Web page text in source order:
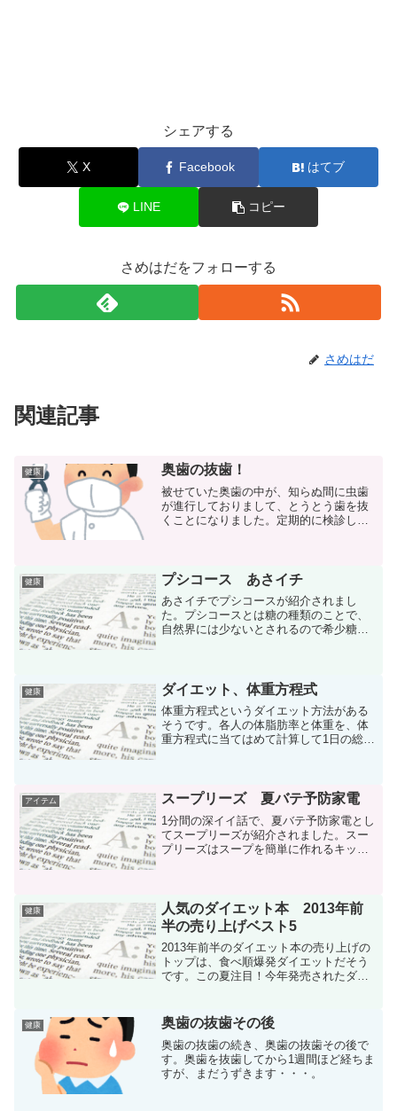
シェアする
X Facebook はてブ
LINE コピー
さめはだをフォローする
さめはだ
関連記事
健康 奥歯の抜歯！
被せていた奥歯の中が、知らぬ間に虫歯
が進行しておりまして、とうとう歯を抜
くことになりました。定期的に検診して
健康 プシコース あさイチ
あさイチでプシコースが紹介されまし
た。プシコースとは糖の種類のことで、
自然界には少ないとされるので希少糖と
ダイエットとして効果がある...
健康 ダイエット、体重方程式
体重方程式というダイエット方法がある
そうです。各人の体脂肪率と体重を、体
重方程式に当てはめて計算して1日の総カ
ー計算ができるというこ...
アイテム スープリーズ 夏バテ予防家電
1分間の深イイ話で、夏バテ予防家電とし
てスープリーズが紹介されました。スー
プリーズはスープを簡単に作れるキッチ
いので、栄養価が...
健康
人気のダイエット本 2013年前
半の売り上げベスト5
2013年前半のダイエット本の売り上げの
トップは、食べ順爆発ダイエットだそう
です。この夏注目！今年発売されたダイ
るという驚きのダイエット方法です。そ
んなことあるの？と...
健康 奥歯の抜歯その後
奥歯の抜歯の続き、奥歯の抜歯その後で
す。奥歯を抜歯してから1週間ほど経ちま
すが、まだうずきます・・・。